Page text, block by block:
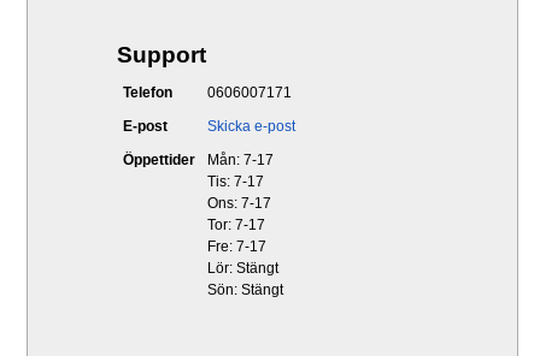
Support
Telefon
0606007171
E-post
Skicka e-post
Öppettider
Mån: 7-17
Tis: 7-17
Ons: 7-17
Tor: 7-17
Fre: 7-17
Lör: Stängt
Sön: Stängt